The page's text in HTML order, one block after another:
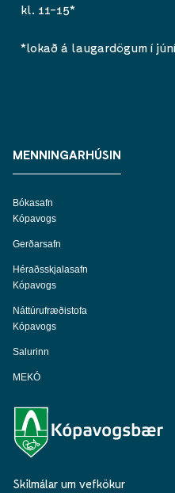
kl. 11-15*
*lokað á laugardögum í
MENNINGARHÚSIN
Bókasafn
Kópavogs
Gerðarsafn
Héraðsskjalasafn
Kópavogs
Náttúrufræðistofa
Kópavogs
Salurinn
MEKÓ
Skilmálar um vefkökur